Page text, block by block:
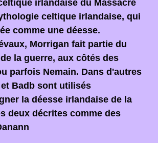
irlandaise du Massacre
celtique irlandaise, qui
comme une déesse.
Morrigan fait partie du
la guerre, aux côtés des
parfois Nemain. Dans d'autres
Badb sont utilisés
la déesse irlandaise de la
deux décrites comme des